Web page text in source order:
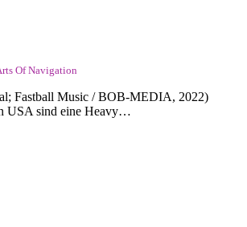
Of Navigation
Fastball Music / BOB-MEDIA, 2022)
USA sind eine Heavy…